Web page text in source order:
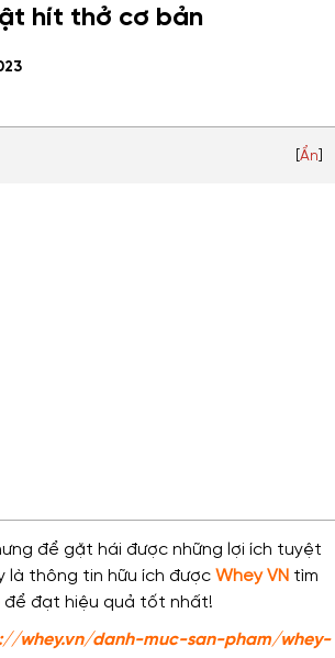
hít thở cơ bản
Ẩn
để gặt hái được những lợi ích tuyệt
là thông tin hữu ích được Whey VN tìm
để đạt hiệu quả tốt nhất!
whey.vn/danh-muc-san-pham/whey-